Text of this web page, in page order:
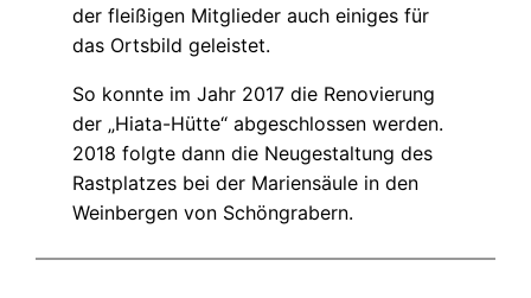
der fleißigen Mitglieder auch einiges für
das Ortsbild geleistet.
So konnte im Jahr 2017 die Renovierung
der „Hiata-Hütte“ abgeschlossen werden.
2018 folgte dann die Neugestaltung des
Rastplatzes bei der Mariensäule in den
Weinbergen von Schöngrabern.